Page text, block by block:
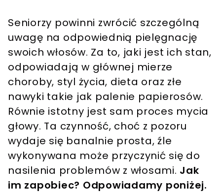
Seniorzy powinni zwrócić szczególną
uwagę na odpowiednią pielęgnację
swoich włosów. Za to, jaki jest ich stan,
odpowiadają w głównej mierze
choroby, styl życia, dieta oraz złe
nawyki takie jak palenie papierosów.
Równie istotny jest sam proces mycia
głowy. Ta czynność, choć z pozoru
wydaje się banalnie prosta, źle
wykonywana może przyczynić się do
nasilenia problemów z włosami. Jak
im zapobiec? Odpowiadamy poniżej.